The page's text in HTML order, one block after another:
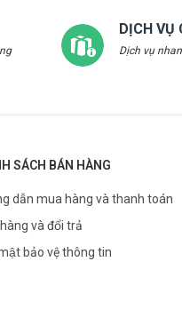
DỊCH VỤ
Dịch vụ
SÁCH BÁN HÀNG
dẫn mua hàng và thanh toán
và đổi trả
bảo vệ thông tin